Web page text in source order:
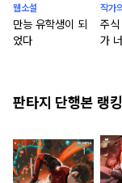
웹소설
만능 유학생이 되
었다
작가
주
가
판타지 단행본 랭킹